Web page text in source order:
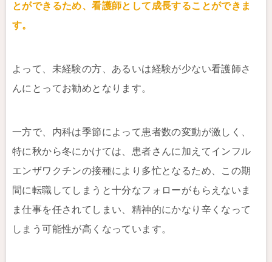
とができるため、看護師として成長することができま
す。
よって、未経験の方、あるいは経験が少ない看護師さ
んにとってお勧めとなります。
一方で、内科は季節によって患者数の変動が激しく、
特に秋から冬にかけては、患者さんに加えてインフル
エンザワクチンの接種により多忙となるため、この期
間に転職してしまうと十分なフォローがもらえないま
ま仕事を任されてしまい、精神的にかなり辛くなって
しまう可能性が高くなっています。